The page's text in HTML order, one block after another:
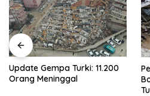
Update Gempa Turki: 11.200
Orang Meninggal